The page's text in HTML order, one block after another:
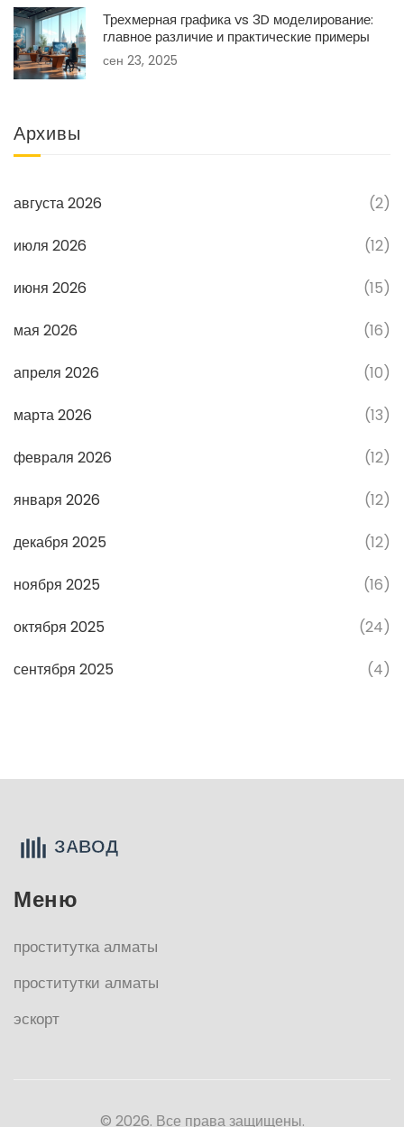
Трехмерная графика vs 3D моделирование:
главное различие и практические примеры
сен 23, 2025
Архивы
августа 2026 (2)
июля 2026 (12)
июня 2026 (15)
мая 2026 (16)
апреля 2026 (10)
марта 2026 (13)
февраля 2026 (12)
января 2026 (12)
декабря 2025 (12)
ноября 2025 (16)
октября 2025 (24)
сентября 2025 (4)
Меню
проститутка алматы
проститутки алматы
эскорт
© 2026. Все права защищены.